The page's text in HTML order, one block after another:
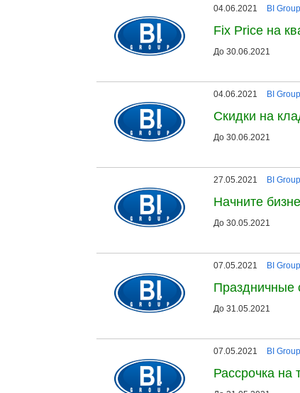
04.06.2021 BI Group
Fix Price на
До 30.06.2021
04.06.2021 BI Group
Скидки на
До 30.06.2021
27.05.2021 BI Group
Начните
До 30.05.2021
07.05.2021 BI Group
Праздничные
До 31.05.2021
07.05.2021 BI Group
Рассрочка на